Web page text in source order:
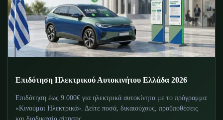
Επιδότηση Ηλεκτρικού Αυτοκινήτου Ελλάδα 2026
Επιδότηση έως 9.000€ για ηλεκτρικά αυτοκίνητα με το πρόγραμμα
«Κινούμαι Ηλεκτρικά». Δείτε ποσά, δικαιούχους, προϋποθέσεις